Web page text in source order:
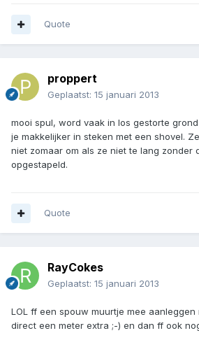
Quote
proppert
Geplaatst: 15 januari 2013
mooi spul, word vaak in los gestorte
je makkelijker in steken met een shovel.
niet zomaar om als ze niet te lang zonder
opgestapeld.
Quote
RayCokes
Geplaatst: 15 januari 2013
LOL ff een spouw muurtje mee
direct een meter extra ;-) en dan ff ook